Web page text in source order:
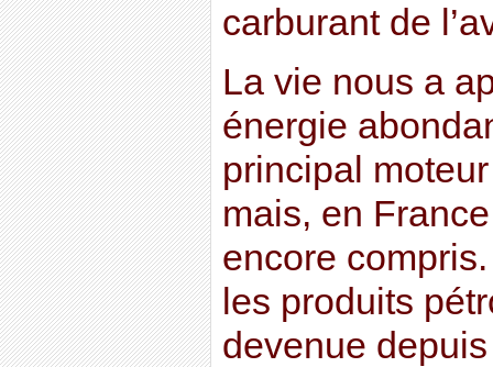
carburant de
La vie nous a
énergie
principal
mais, en
encore
les produits
devenue